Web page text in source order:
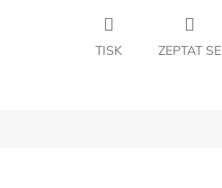
TISK ZEPTAT SE